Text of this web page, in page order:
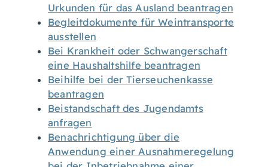
Urkunden für das Ausland beantragen
Begleitdokumente für Weintransporte
ausstellen
Bei Krankheit oder Schwangerschaft
eine Haushaltshilfe beantragen
Beihilfe bei der Tierseuchenkasse
beantragen
Beistandschaft des Jugendamts
anfragen
Benachrichtigung über die
Anwendung einer Ausnahmeregelung